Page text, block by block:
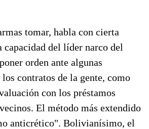
tomar, habla con cierta
del líder narco del
orden ante algunas
los contratos de la gente, como
con los préstamos
El método más extendido
anticrético". Bolivianísimo, el